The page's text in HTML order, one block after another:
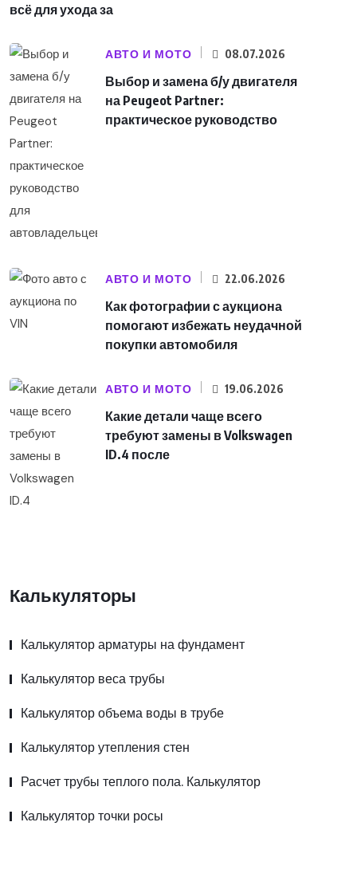
всё для ухода за
АВТО И МОТО 08.07.2026
Выбор и замена б/у двигателя
на Peugeot Partner:
практическое руководство
АВТО И МОТО 22.06.2026
Как фотографии с аукциона
помогают избежать неудачной
покупки автомобиля
АВТО И МОТО 19.06.2026
Какие детали чаще всего
требуют замены в Volkswagen
ID.4 после
Калькуляторы
Калькулятор арматуры на фундамент
Калькулятор веса трубы
Калькулятор объема воды в трубе
Калькулятор утепления стен
Расчет трубы теплого пола. Калькулятор
Калькулятор точки росы